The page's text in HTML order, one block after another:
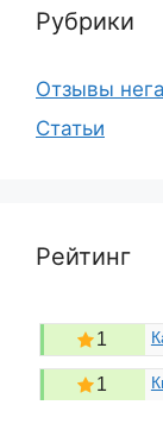
Рубрики
Отзывы
Статьи
Рейтинг
1
1